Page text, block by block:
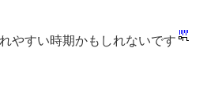
やすい時期かもしれないです